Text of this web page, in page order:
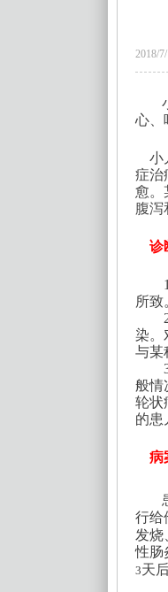
2018/
心、
小
症治
愈。
腹泻
诊
1
所致
2
染。
与某
3
般情
轮状
的患
病
行给
发烧
性肠
3天